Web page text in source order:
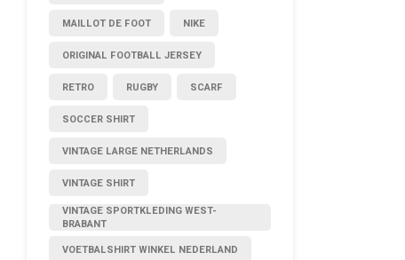
MAILLOT DE FOOT NIKE
ORIGINAL FOOTBALL JERSEY
RETRO RUGBY SCARF
SOCCER SHIRT
VINTAGE LARGE NETHERLANDS
VINTAGE SHIRT
VINTAGE SPORTKLEDING WEST-
BRABANT
VOETBALSHIRT WINKEL NEDERLAND